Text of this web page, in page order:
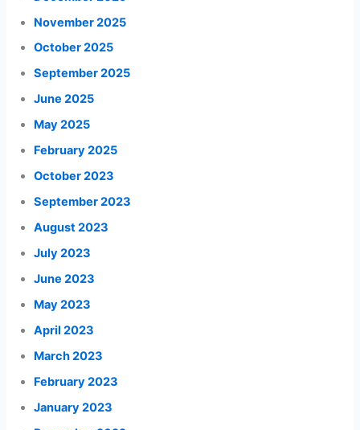
November 2025
October 2025
September 2025
June 2025
May 2025
February 2025
October 2023
September 2023
August 2023
July 2023
June 2023
May 2023
April 2023
March 2023
February 2023
January 2023